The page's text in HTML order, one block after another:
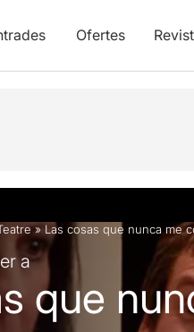
Ofertes
» Las cosas que nunca me
a
que